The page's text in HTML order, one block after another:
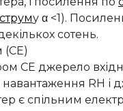
струму α <1).
сотень.
(СЕ)
СЕ джерело
навантаження RН
є спільним